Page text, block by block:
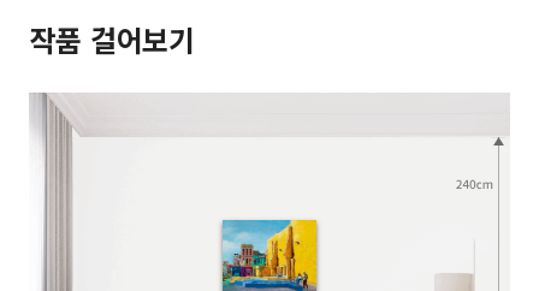
작품 걸어보기